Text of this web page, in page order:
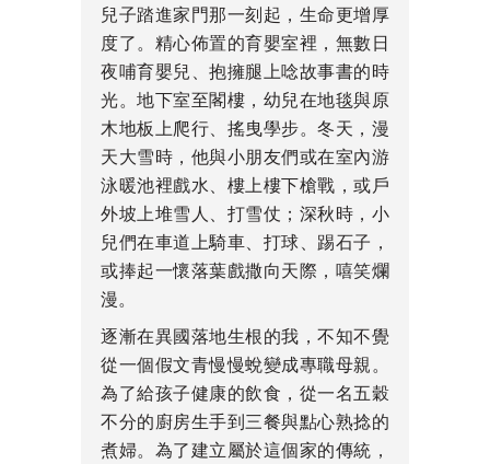
兒子踏進家門那一刻起，生命更增厚
度了。精心佈置的育嬰室裡，無數日
夜哺育嬰兒、抱擁腿上唸故事書的時
光。地下室至閣樓，幼兒在地毯與原
木地板上爬行、搖曳學步。冬天，漫
天大雪時，他與小朋友們或在室內游
泳暖池裡戲水、樓上樓下槍戰，或戶
外坡上堆雪人、打雪仗；深秋時，小
兒們在車道上騎車、打球、踢石子，
或捧起一懷落葉戲撒向天際，嘻笑爛
漫。
逐漸在異國落地生根的我，不知不覺
從一個假文青慢慢蛻變成專職母親。
為了給孩子健康的飲食，從一名五穀
不分的廚房生手到三餐與點心熟捻的
煮婦。為了建立屬於這個家的傳統，